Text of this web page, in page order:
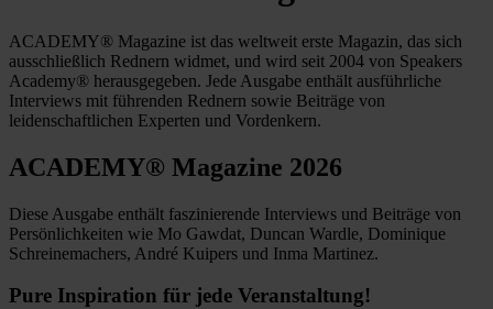
ACADEMY® Magazine ist das weltweit erste Magazin, das sich
ausschließlich Rednern widmet, und wird seit 2004 von Speakers
Academy® herausgegeben. Jede Ausgabe enthält ausführliche
Interviews mit führenden Rednern sowie Beiträge von
leidenschaftlichen Experten und Vordenkern.
ACADEMY® Magazine 2026
Diese Ausgabe enthält faszinierende Interviews und Beiträge von
Persönlichkeiten wie Mo Gawdat, Duncan Wardle, Dominique
Schreinemachers, André Kuipers und Inma Martinez.
Pure Inspiration für jede Veranstaltung!